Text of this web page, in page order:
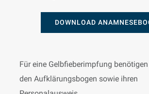
DOWNLOAD
Für eine Gelbfieberimpfung
den Aufklärungsbogen sowie ihren